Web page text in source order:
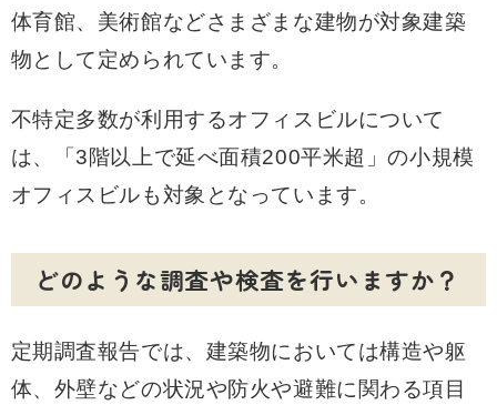
体育館、美術館などさまざまな建物が対象建築
物として定められています。
不特定多数が利用するオフィスビルについて
は、「3階以上で延べ面積200平米超」の小規模
オフィスビルも対象となっています。
どのような調査や検査を行いますか？
定期調査報告では、建築物においては構造や躯
体、外壁などの状況や防火や避難に関わる項目